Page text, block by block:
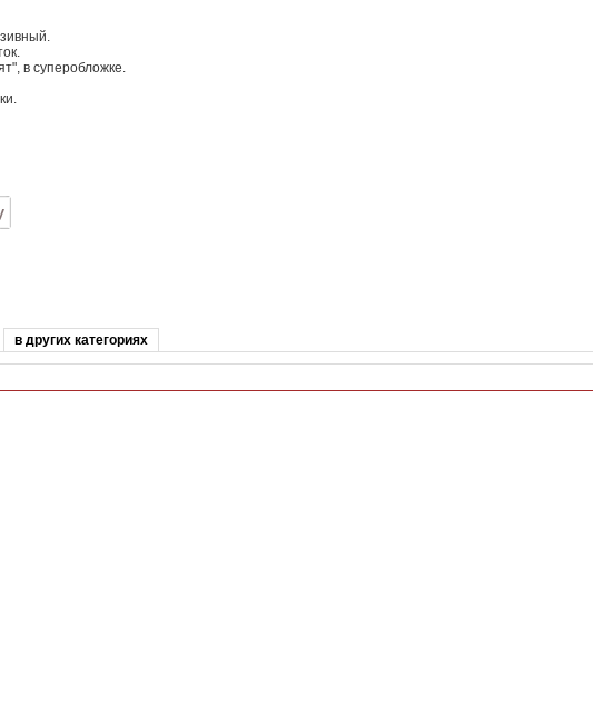
в суперобложке.
в других категориях